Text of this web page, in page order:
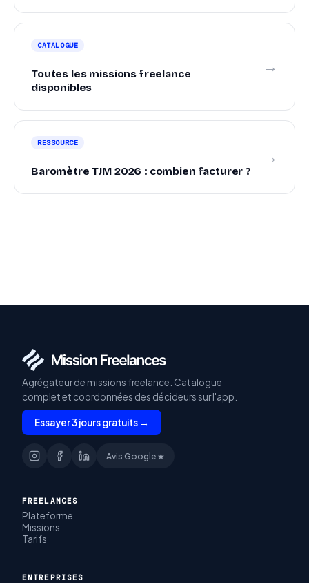
CATALOGUE
Toutes les missions freelance
disponibles
→
RESSOURCE
Baromètre TJM 2026 : combien facturer ?
→
Agrégateur de missions freelance. Catalogue
complet et coordonnées des décideurs sur l'app.
Essayer 3 jours gratuits →
Avis Google ★
FREELANCES
Plateforme
Missions
Tarifs
ENTREPRISES